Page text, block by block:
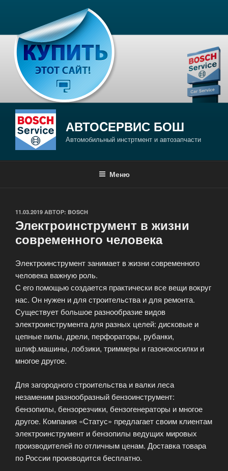
содержимому
АВТОCЕРВИС БОШ
Автомобильный инстртмент и автозапчасти
Меню
ОПУБЛИКОВАНО
11.03.2019 АВТОР: BOSCH
Электроинструмент в жизни
современного человека
Электроинструмент занимает в жизни современного
человека важную роль.
С его помощью создается практически все вещи вокруг
нас. Он нужен и для строительства и для ремонта.
Существует большое разнообразие видов
электроинструмента для разных целей: дисковые и
цепные пилы, дрели, перфораторы, рубанки,
шлиф.машины, лобзики, триммеры и газонокосилки и
многое другое.
Для загородного строительства и валки леса
незаменим разнообразный бензоинструмент:
бензопилы, бензорезчики, бензогенераторы и многое
другое. Компания «Статус» предлагает своим клиентам
электроинструмент и бензопилы ведущих мировых
производителей по отличным ценам. Доставка товара
по России производится бесплатно.